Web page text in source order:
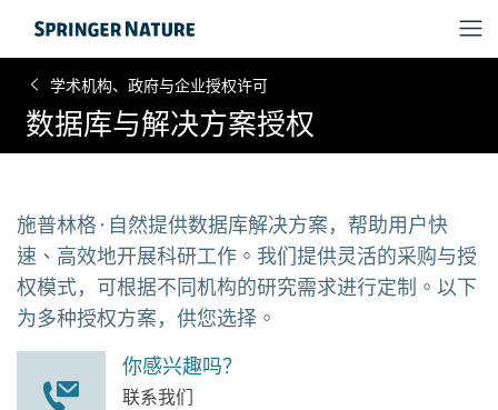
学术机构、政府与企业授权许可
数据库与解决方案授权
施普林格·自然提供数据库解决方案，帮助用户快
速、高效地开展科研工作。我们提供灵活的采购与授
权模式，可根据不同机构的研究需求进行定制。以下
为多种授权方案，供您选择。
你感兴趣吗？
联系我们